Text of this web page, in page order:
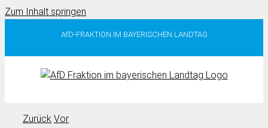
Zum Inhalt springen
AfD-FRAKTION IM BAYERISCHEN LANDTAG
Zurück Vor